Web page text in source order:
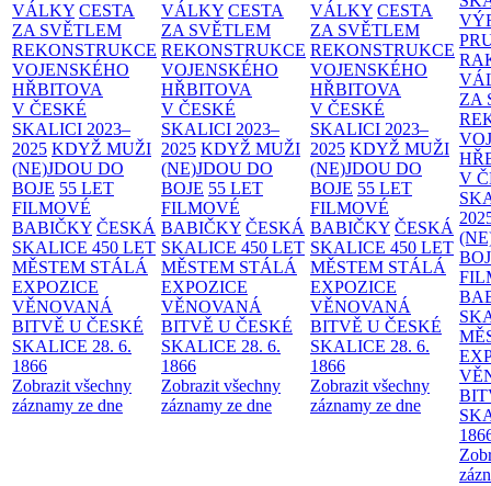
VÁLKY CESTA
ZA SVĚTLEM
REKONSTRUKCE
VOJENSKÉHO
HŘBITOVA
V ČESKÉ
SKALICI 2023–
2025 KDYŽ MUŽI
(NE)JDOU DO
BOJE 55 LET
FILMOVÉ
BABIČKY ČESKÁ
SKALICE 450 LET
MĚSTEM STÁLÁ
EXPOZICE
VĚNOVANÁ
BITVĚ U ČESKÉ
SKALICE 28. 6.
1866
Zobrazit všechny
záznamy ze dne
VÁLKY CESTA
ZA SVĚTLEM
REKONSTRUKCE
VOJENSKÉHO
HŘBITOVA
V ČESKÉ
SKALICI 2023–
2025 KDYŽ MUŽI
(NE)JDOU DO
BOJE 55 LET
FILMOVÉ
BABIČKY ČESKÁ
SKALICE 450 LET
MĚSTEM STÁLÁ
EXPOZICE
VĚNOVANÁ
BITVĚ U ČESKÉ
SKALICE 28. 6.
1866
Zobrazit všechny
záznamy ze dne
VÁLKY CESTA
ZA SVĚTLEM
REKONSTRUKCE
VOJENSKÉHO
HŘBITOVA
V ČESKÉ
SKALICI 2023–
2025 KDYŽ MUŽI
(NE)JDOU DO
BOJE 55 LET
FILMOVÉ
BABIČKY ČESKÁ
SKALICE 450 LET
MĚSTEM STÁLÁ
EXPOZICE
VĚNOVANÁ
BITVĚ U ČESKÉ
SKALICE 28. 6.
1866
Zobrazit všechny
záznamy ze dne
ZA
V